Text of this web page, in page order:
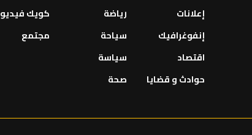
إعلانات
إنفوغرافيك
اقتصاد
حوادث و قضايا
رياضة
سياحة
سياسة
صحة
كويك فيديو
مجتمع